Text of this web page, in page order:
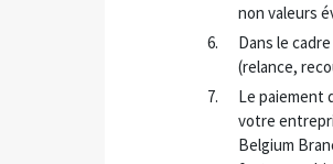
non valeurs
Dans le
(relance,
Le paiement
votre
Belgium